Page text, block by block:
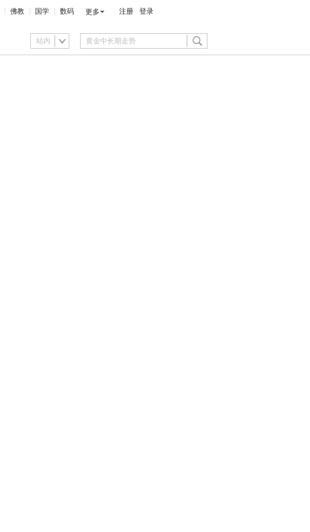
佛教 国学 数码 更多 注册 登录
站内